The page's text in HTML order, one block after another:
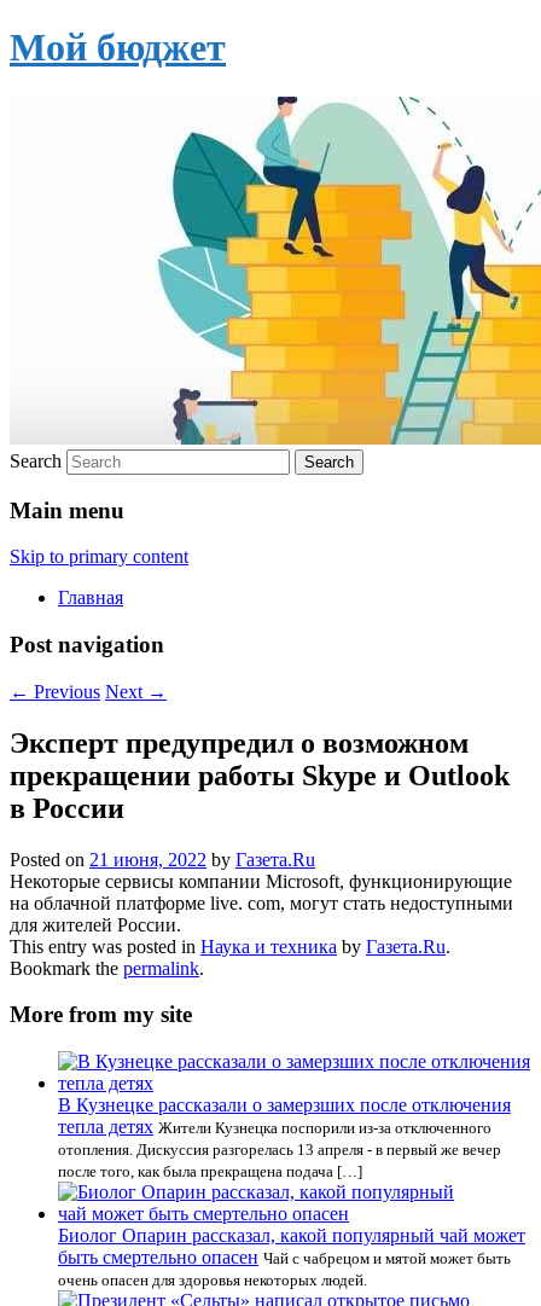
Мой бюджет
Search
Main menu
Skip to primary content
Главная
Post navigation
← Previous Next →
Эксперт предупредил о возможном
прекращении работы Skype и Outlook
в России
Posted on 21 июня, 2022 by Газета.Ru
Некоторые сервисы компании Microsoft, функционирующие
на облачной платформе live. com, могут стать недоступными
для жителей России.
This entry was posted in Наука и техника by Газета.Ru.
Bookmark the permalink.
More from my site
В Кузнецке рассказали о замерзших после отключения
тепла детях Жители Кузнецка поспорили из-за отключенного
отопления. Дискуссия разгорелась 13 апреля - в первый же вечер
после того, как была прекращена подача […]
Биолог Опарин рассказал, какой популярный чай может
быть смертельно опасен Чай с чабрецом и мятой может быть
очень опасен для здоровья некоторых людей.